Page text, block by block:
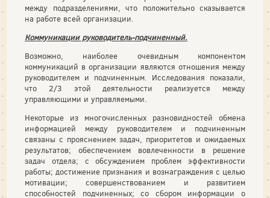
между подразделениями, что положительно сказывается
на работе всей организации.
Коммуникации руководитель-подчиненный.
Возможно, наиболее очевидным компонентом
коммуникаций в организации являются отношения между
руководителем и подчиненным. Исследования показали,
что 2/3 этой деятельности реализуется между
управляющими и управляемыми.
Некоторые из многочисленных разновидностей обмена
информацией между ру­ководителем и подчиненным
связаны с прояснением задач, приоритетов и ожидае­мых
результатов; обеспечением вовлеченности в решение
задач отдела; с обсуждением проблем эффективности
работы; достижение признания и вознаграж­дения с целью
мотивации; совершенствованием и развитием
способностей подчинен­ных; со сбором информации о